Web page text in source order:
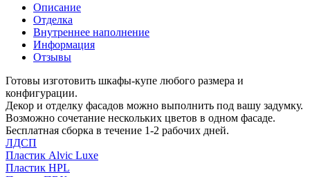
Описание
Отделка
Внутреннее наполнение
Информация
Отзывы
Готовы изготовить шкафы-купе любого размера и
конфигурации.
Декор и отделку фасадов можно выполнить под вашу задумку.
Возможно сочетание нескольких цветов в одном фасаде.
Бесплатная сборка в течение 1-2 рабочих дней.
ЛДСП
Пластик Alvic Luxe
Пластик HPL